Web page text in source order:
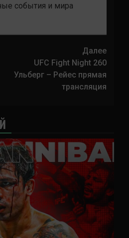
события и мира
Далее
UFC Fight Night 260
Ульберг – Рейес прямая
трансляция